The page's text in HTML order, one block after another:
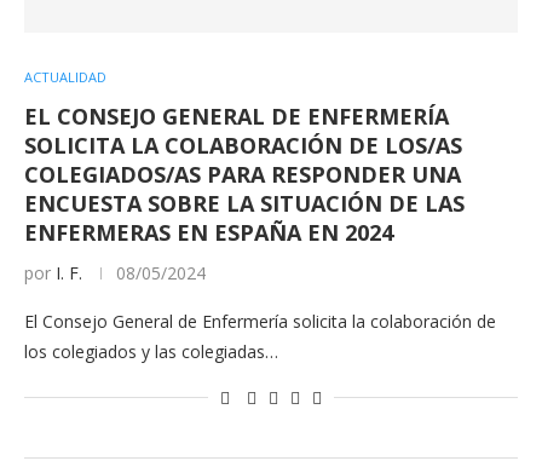
ACTUALIDAD
EL CONSEJO GENERAL DE ENFERMERÍA
SOLICITA LA COLABORACIÓN DE LOS/AS
COLEGIADOS/AS PARA RESPONDER UNA
ENCUESTA SOBRE LA SITUACIÓN DE LAS
ENFERMERAS EN ESPAÑA EN 2024
por I. F. 08/05/2024
El Consejo General de Enfermería solicita la colaboración de
los colegiados y las colegiadas…